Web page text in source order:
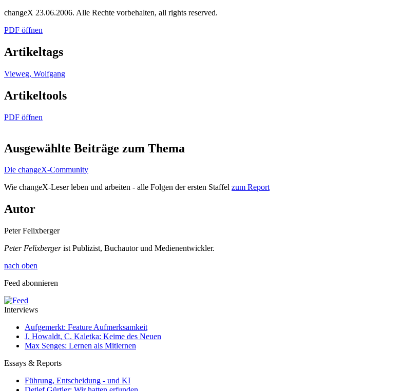
changeX 23.06.2006. Alle Rechte vorbehalten, all rights reserved.
PDF öffnen
Artikeltags
Vieweg, Wolfgang
Artikeltools
PDF öffnen
Ausgewählte Beiträge zum Thema
Die changeX-Community
Wie changeX-Leser leben und arbeiten - alle Folgen der ersten Staffel zum Report
Autor
Peter Felixberger
Peter Felixbergerist Publizist, Buchautor und Medienentwickler.
nach oben
Feed abonnieren
Interviews
Aufgemerkt: Feature Aufmerksamkeit
J. Howaldt, C. Kaletka: Keime des Neuen
Max Senges: Lernen als Mitlernen
Essays & Reports
Führung, Entscheidung - und KI